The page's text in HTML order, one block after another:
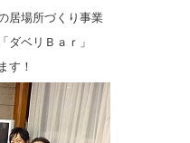
居場所づくり事業
ダベリＢａｒ」
す！